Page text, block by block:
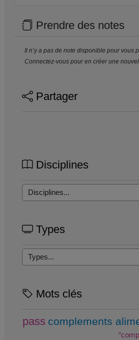
Prendre des notes
Il n’y a pas de note disponible pour vous
Connectez-vous pour en créer une
Partager
Disciplines
Types
Mots clés
pass complements